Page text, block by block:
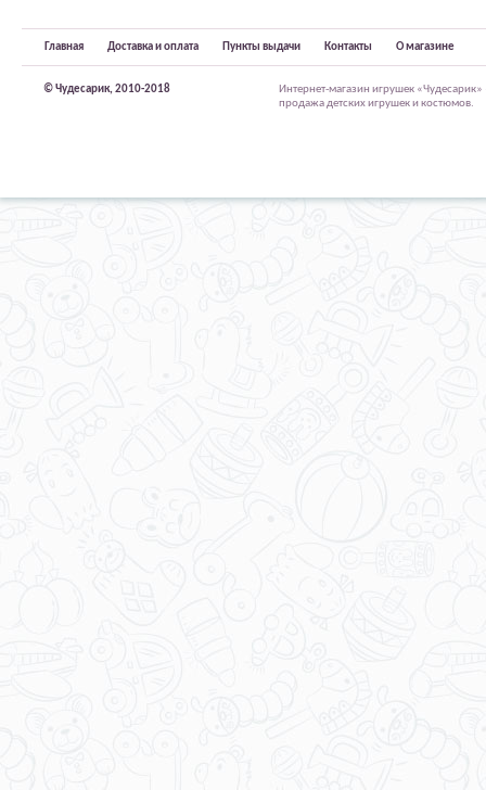
Главная Доставка и оплата Пункты выдачи Контакты О магазине
© Чудесарик, 2010-2018
Интернет-магазин игрушек
продажа детских игрушек и костюмов.